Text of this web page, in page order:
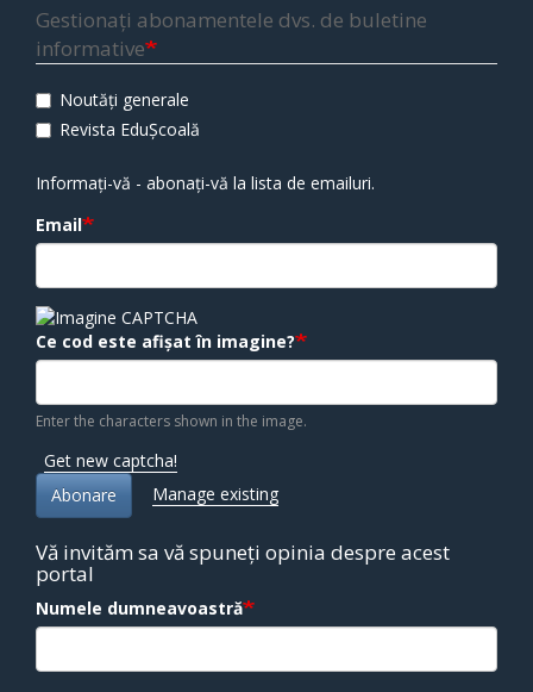
Gestionați abonamentele dvs. de buletine
informative
Noutăți generale
Revista EduȘcoală
Informați-vă - abonați-vă la lista de emailuri.
Email
Ce cod este afișat în imagine?
Enter the characters shown in the image.
Get new captcha!
Abonare
Manage existing
Vă invităm sa vă spuneți opinia despre acest
portal
Numele dumneavoastră